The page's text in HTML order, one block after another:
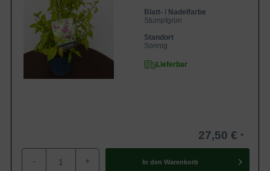
Blatt- / Nadelfarbe
Stumpfgrün
Standort
Sonnig
Lieferbar
27,50 €
- + In den Warenkorb